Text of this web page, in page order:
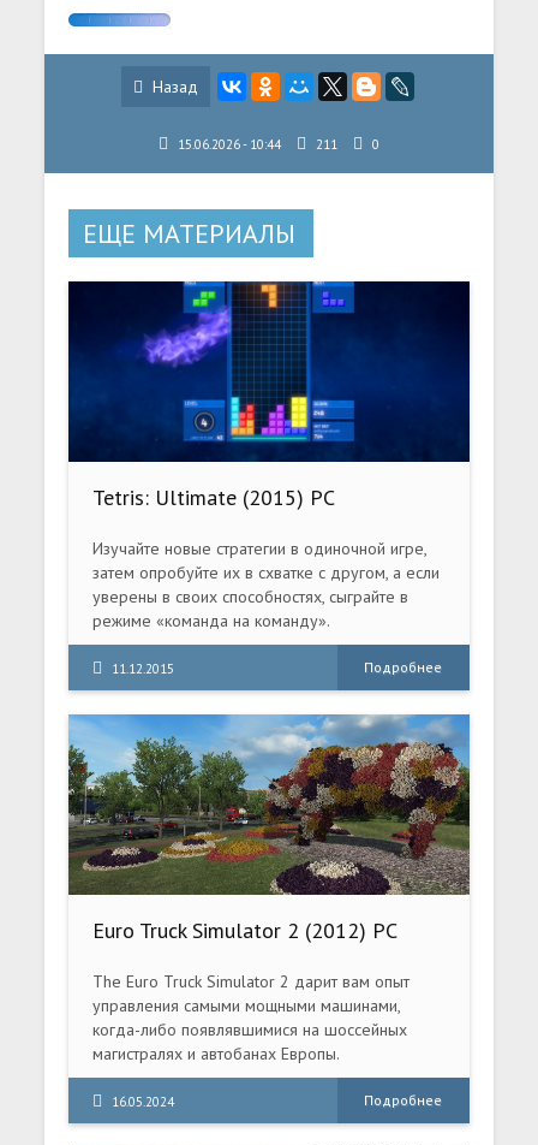
Назад
15.06.2026 - 10:44 211 0
ЕЩЕ МАТЕРИАЛЫ
Tetris: Ultimate (2015) PC
Изучайте новые стратегии в одиночной игре,
затем опробуйте их в схватке с другом, а если
уверены в своих способностях, сыграйте в
режиме «команда на команду».
Одновременно играть могут четыре человека.
11.12.2015 Подробнее
Euro Truck Simulator 2 (2012) PC
Мультиплеер)
The Euro Truck Simulator 2 дарит вам опыт
управления самыми мощными машинами,
когда-либо появлявшимися на шоссейных
магистралях и автобанах Европы.
16.05.2024 Подробнее